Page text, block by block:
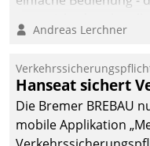
Cockpit für mobile
Datatrain. Die meravis
Wohnungsbau- und
Immobilien GmbH hat
sich dabei für den
Andreas Lerchner
Hanseat sichert
Die Bremer BREBAU
mobile Applikation